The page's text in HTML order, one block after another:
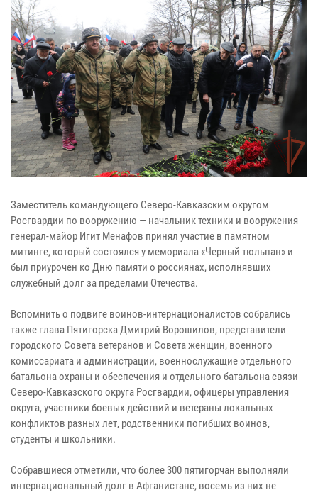
Заместитель командующего Северо-Кавказским округом
Росгвардии по вооружению — начальник техники и вооружения
генерал-майор Игит Менафов принял участие в памятном
митинге, который состоялся у мемориала «Черный тюльпан» и
был приурочен ко Дню памяти о россиянах, исполнявших
служебный долг за пределами Отечества.
Вспомнить о подвиге воинов-интернационалистов собрались
также глава Пятигорска Дмитрий Ворошилов, представители
городского Совета ветеранов и Совета женщин, военного
комиссариата и администрации, военнослужащие отдельного
батальона охраны и обеспечения и отдельного батальона связи
Северо-Кавказского округа Росгвардии, офицеры управления
округа, участники боевых действий и ветераны локальных
конфликтов разных лет, родственники погибших воинов,
студенты и школьники.
Собравшиеся отметили, что более 300 пятигорчан выполняли
интернациональный долг в Афганистане, восемь из них не